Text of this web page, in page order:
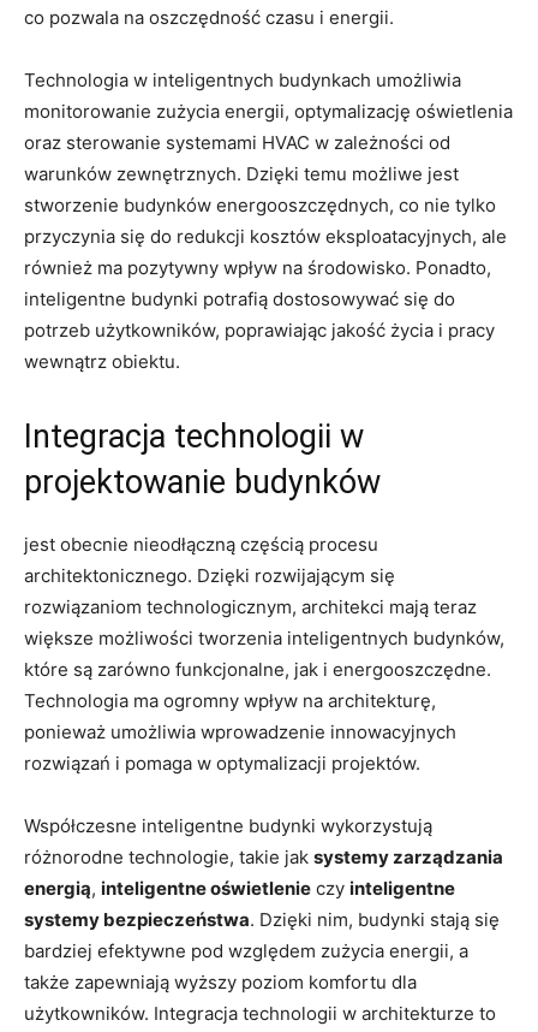
co ⁤pozwala na oszczędność ⁢czasu ‍i energii.
Technologia w inteligentnych budynkach umożliwia
‌monitorowanie zużycia ⁤energii, ⁢optymalizację ‍oświetlenia​
oraz sterowanie systemami HVAC w zależności od
warunków zewnętrznych. Dzięki temu‌ możliwe jest
stworzenie budynków energooszczędnych, co nie tylko
przyczynia się do redukcji kosztów eksploatacyjnych, ale ​
również ma pozytywny wpływ na ‌środowisko. Ponadto,‌
inteligentne budynki potrafią⁤ dostosowywać się​ do
potrzeb użytkowników, poprawiając ‌jakość życia i pracy
wewnątrz obiektu.
Integracja technologii w
projektowanie ⁣budynków
jest obecnie nieodłączną‍ częścią procesu
⁢architektonicznego. Dzięki rozwijającym⁢ się
rozwiązaniom technologicznym, architekci mają teraz
większe ‌możliwości tworzenia inteligentnych‌ budynków, ​
które są zarówno funkcjonalne,⁤ jak⁢ i energooszczędne.
Technologia ⁣ma ogromny wpływ‍ na ⁤architekturę,
ponieważ umożliwia ‍wprowadzenie innowacyjnych⁣
rozwiązań i pomaga ⁤w ‍optymalizacji ⁢projektów.
Współczesne inteligentne ⁣budynki‌ wykorzystują
różnorodne technologie,⁤ takie jak systemy zarządzania‍
energią,⁣ inteligentne oświetlenie czy inteligentne​
systemy‍ bezpieczeństwa.​ Dzięki nim, budynki ⁢stają się​
bardziej efektywne pod względem zużycia energii, a
także zapewniają⁢ wyższy poziom ‌komfortu dla
użytkowników.⁣ Integracja⁣ technologii w architekturze ‌to